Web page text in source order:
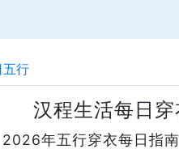
五行
汉程生活每日
年五行穿衣每日指